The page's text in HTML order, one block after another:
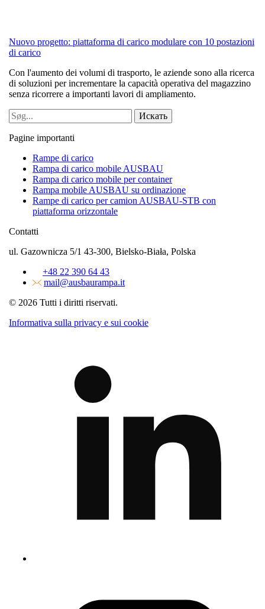
Nuovo progetto: piattaforma di carico modulare con 10 postazioni
di carico
Con l'aumento dei volumi di trasporto, le aziende sono alla ricerca
di soluzioni per incrementare la capacità operativa del magazzino
senza ricorrere a importanti lavori di ampliamento.
Pagine importanti
Rampe di carico
Rampa di carico mobile AUSBAU
Rampa di carico mobile per container
Rampa mobile AUSBAU su ordinazione
Rampe di carico per camion AUSBAU-STB con
piattaforma orizzontale
Contatti
ul. Gazownicza 5/1 43-300, Bielsko-Biała, Polska
+48 22 390 64 43
mail@ausbaurampa.it
© 2026 Tutti i diritti riservati.
Informativa sulla privacy e sui cookie